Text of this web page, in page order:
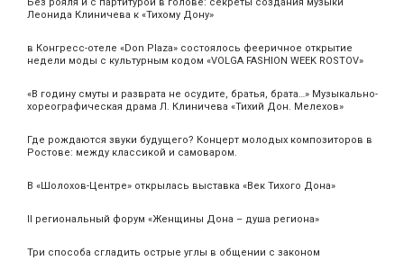
Без рояля и с партитурой в голове: секреты создания музыки
Леонида Клиничева к «Тихому Дону»
в Конгресс-отеле «Don Plaza» состоялось фееричное открытие
недели моды с культурным кодом «VOLGA FASHION WEEK ROSTOV»
«В годину смуты и разврата не осудите, братья, брата…» Музыкально-
хореографическая драма Л. Клиничева «Тихий Дон. Мелехов»
Где рождаются звуки будущего? Концерт молодых композиторов в
Ростове: между классикой и самоваром.
В «Шолохов-Центре» открылась выставка «Век Тихого Дона»
II региональный форум «Женщины Дона – душа региона»
Три способа сгладить острые углы в общении с законом